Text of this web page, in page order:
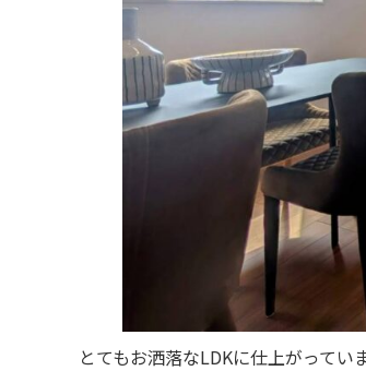
とてもお洒落なLDKに仕上がってい